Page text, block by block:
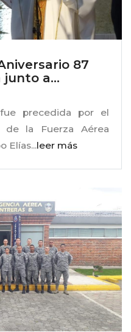
87
a...
precedida por el
de la Fuerza Aérea
Elías...leer más